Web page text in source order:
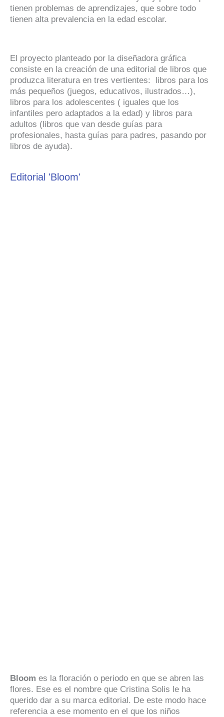
tienen problemas de aprendizajes, que sobre todo
tienen alta prevalencia en la edad escolar.
El proyecto planteado por la diseñadora gráfica
consiste en la creación de una editorial de libros que
produzca literatura en tres vertientes: libros para los
más pequeños (juegos, educativos, ilustra­dos…),
libros para los adolescentes ( iguales que los
infantiles pero adaptados a la edad) y libros para
adultos (libros que van desde guías para
profesionales, hasta guías para padres, pasando por
libros de ayuda).
Editorial 'Bloom'
Bloom es la floración o periodo en que se abren las
flores. Ese es el nombre que Cristina Solis le ha
querido dar a su marca editorial. De este modo hace
referencia a ese momento en el que los niños